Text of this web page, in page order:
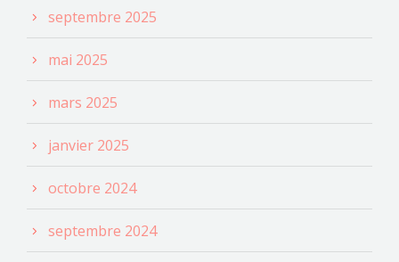
septembre 2025
mai 2025
mars 2025
janvier 2025
octobre 2024
septembre 2024